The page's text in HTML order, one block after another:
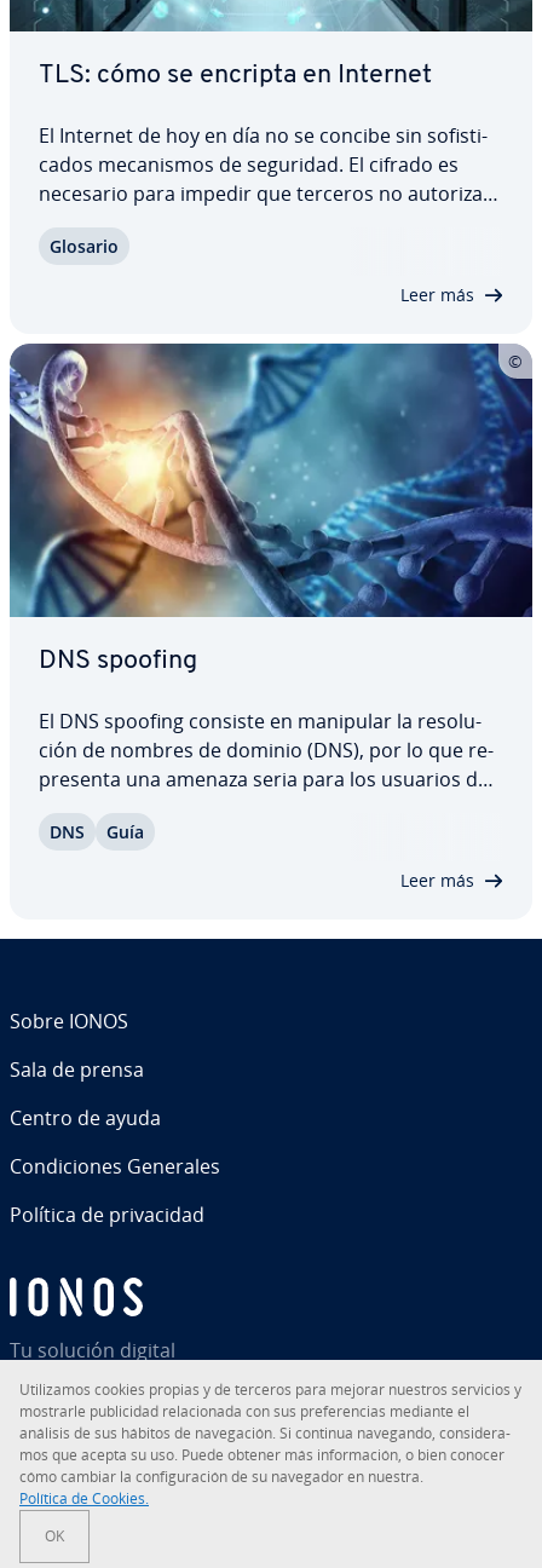
TLS: cómo se encripta en Internet
El Internet de hoy en día no se concibe sin so­fi­s­ti­
ca­dos me­ca­ni­s­mos de seguridad. El cifrado es
necesario para impedir que terceros no au­to­ri­za­
incluso ma­ni­pu­lar­la. Ahí es donde entra en juego
Glosario
Leer más
DNS spoofing
El DNS spoofing consiste en manipular la re­so­lu­
ción de nombres de dominio (DNS), por lo que re­
pre­se­n­ta una amenaza seria para los usuarios de
variantes de este tipo de ataque, qué pretenden
DNS Guía
Leer más
Tu solución digital
Sobre IONOS
Sala de prensa
Centro de ayuda
Co­n­di­cio­nes Generales
Política de pri­va­ci­dad
© 2026IONOS Inc.
RSS LinkedIntiktok InstagramFacebookYouTube
Uti­li­za­mos cookies propias y de terceros para mejorar nuestros servicios y
mostrarle pu­bli­ci­dad re­la­cio­na­da con sus pre­fe­re­n­cias mediante el
análisis de sus hábitos de na­ve­ga­ción. Si continua navegando, co­n­si­de­ra­
mos que acepta su uso. Puede obtener más in­fo­r­ma­ción, o bien conocer
cómo cambiar la co­n­fi­gu­ra­ción de su navegador en nuestra.
Política de Cookies.
OK